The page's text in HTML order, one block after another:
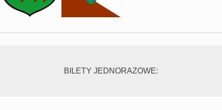
BILETY JEDNORAZOWE: